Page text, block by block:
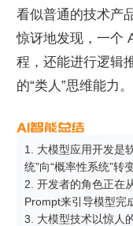
看似普通的技术产
惊讶地发现，一个
程，还能进行逻辑
的“类人”思维能力。
1. 大模型应用开发是
统”向“概率性系统”转变
2. 开发者的角色正在
Prompt来引导模型完
3. 大模型技术以惊人